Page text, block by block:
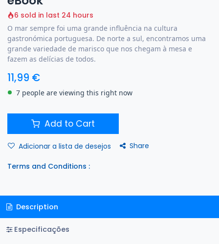
6 sold in last 24 hours
O mar sempre foi uma grande influência na cultura
gastronómica portuguesa. De norte a sul, encontramos uma
grande variedade de marisco que nos chegam à mesa e
fazem as delícias de todos.
11,99 €
7 people are viewing this right now
Add to Cart
Adicionar a lista de desejos Share
Terms and Conditions :
Description
Especificações